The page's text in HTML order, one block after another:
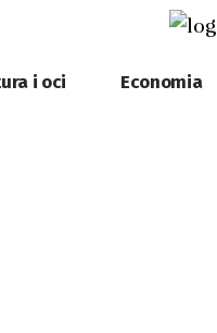
i oci Economia